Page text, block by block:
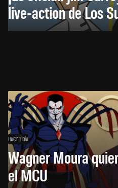
live-action de Los
HACE 1 DÍA
Wagner Moura
el MCU